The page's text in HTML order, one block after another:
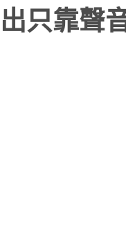
只靠聲